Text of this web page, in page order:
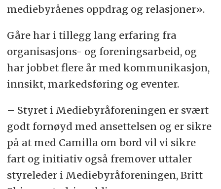
mediebyråenes oppdrag og relasjoner».
Gåre har i tillegg lang erfaring fra
organisasjons- og foreningsarbeid, og
har jobbet flere år med kommunikasjon,
innsikt, markedsføring og eventer.
– Styret i Mediebyråforeningen er svært
godt fornøyd med ansettelsen og er sikre
på at med Camilla om bord vil vi sikre
fart og initiativ også fremover uttaler
styreleder i Mediebyråforeningen, Britt